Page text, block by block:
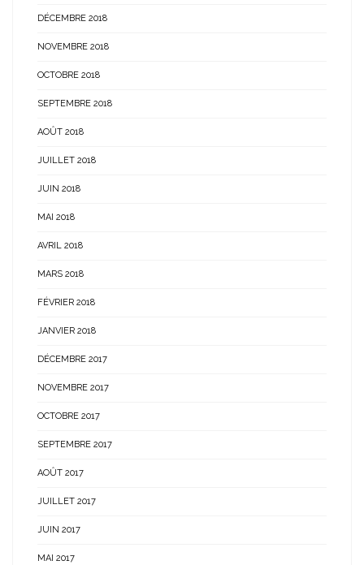
DÉCEMBRE 2018
NOVEMBRE 2018
OCTOBRE 2018
SEPTEMBRE 2018
AOÛT 2018
JUILLET 2018
JUIN 2018
MAI 2018
AVRIL 2018
MARS 2018
FÉVRIER 2018
JANVIER 2018
DÉCEMBRE 2017
NOVEMBRE 2017
OCTOBRE 2017
SEPTEMBRE 2017
AOÛT 2017
JUILLET 2017
JUIN 2017
MAI 2017